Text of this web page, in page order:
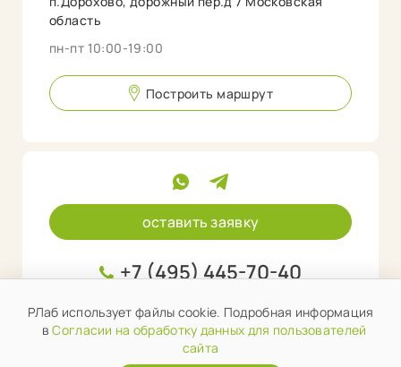
область
пн-пт 10:00-19:00
Построить маршрут
оставить заявку
+7 (495) 445-70-40
info@rlab.store
РЛаб использует файлы cookie. Подробная информация
вСогласии на обработку данных для пользователей
сайта